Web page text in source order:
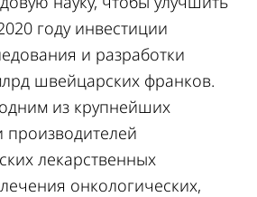
году инвестиции
и разработки
швейцарских франков.
из крупнейших
производителей
лекарственных
онкологических,